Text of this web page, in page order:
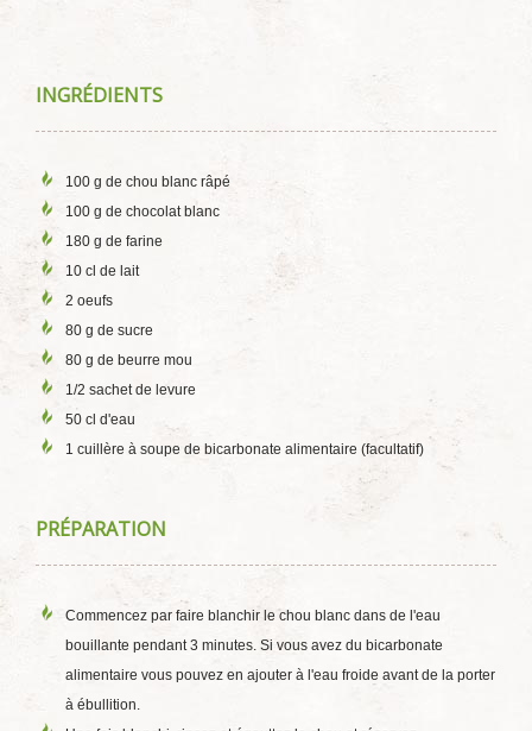
INGRÉDIENTS
100 g de chou blanc râpé
100 g de chocolat blanc
180 g de farine
10 cl de lait
2 oeufs
80 g de sucre
80 g de beurre mou
1/2 sachet de levure
50 cl d'eau
1 cuillère à soupe de bicarbonate alimentaire (facultatif)
PRÉPARATION
Commencez par faire blanchir le chou blanc dans de l'eau
bouillante pendant 3 minutes. Si vous avez du bicarbonate
alimentaire vous pouvez en ajouter à l'eau froide avant de la porter
à ébullition.